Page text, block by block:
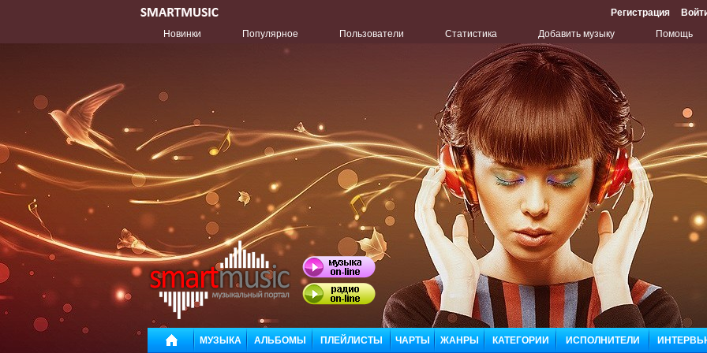
Регистрация
Новинки
Популярное Пользователи Статистика Добавить музыку Помощь
МУЗЫКА АЛЬБОМЫ ПЛЕЙЛИСТЫ ЧАРТЫ ЖАНРЫ КАТЕГОРИИ ИСПОЛНИТЕЛИ